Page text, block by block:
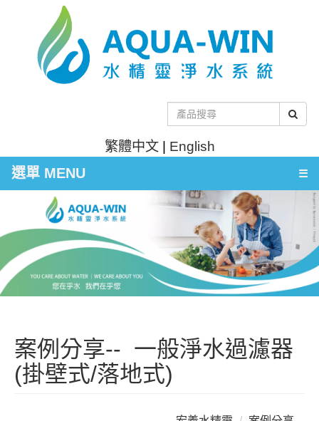
繁體中文| English
選單 MENU ☰
案例分享-- 一般淨水過濾器
(掛壁式/落地式)